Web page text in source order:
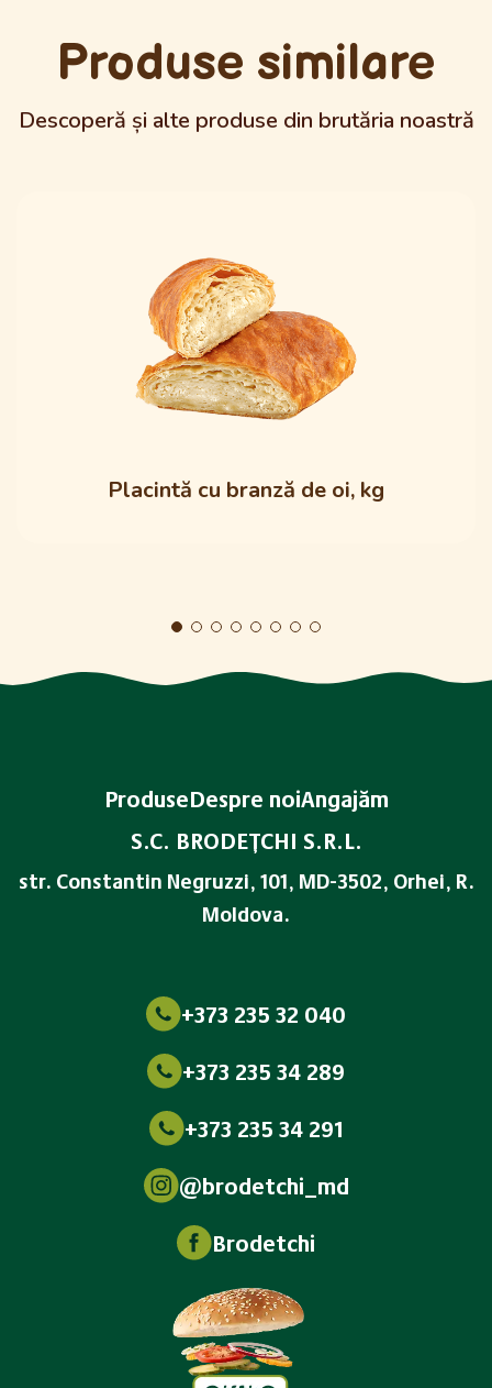
Produse similare
Descoperă și alte produse din brutăria noastră
Placintă cu branză de oi, kg
ProduseDespre noiAngajăm
S.C. BRODEŢCHI S.R.L.
str. Constantin Negruzzi, 101, MD-3502, Orhei, R.
Moldova.
+373 235 32 040
+373 235 34 289
+373 235 34 291
@brodetchi_md
Brodetchi